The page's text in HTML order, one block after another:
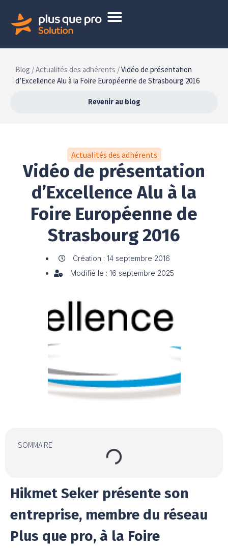
Blog /Actualités des adhérents /Vidéo de présentation
d’Excellence Alu à la Foire Européenne de Strasbourg 2016
Revenir au blog
Actualités des adhérents
Vidéo de présentation
d’Excellence Alu à la
Foire Européenne de
Strasbourg 2016
Création : 14 septembre 2016
Modifié le : 16 septembre 2025
Hikmet Seker présente son
entreprise, membre du réseau
Plus que pro, à la Foire
SOMMAIRE